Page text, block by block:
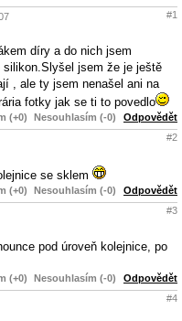
#1
díry a do nich jsem
jsem že je ještě
, ale ty jsem nenašel ani na
fotky jak se ti to povedlo
(+0) Nesouhlasím (-0) Odpovědět
#2
se sklem
(+0) Nesouhlasím (-0) Odpovědět
#3
pod úroveň kolejnice, po
(+0) Nesouhlasím (-0) Odpovědět
#4